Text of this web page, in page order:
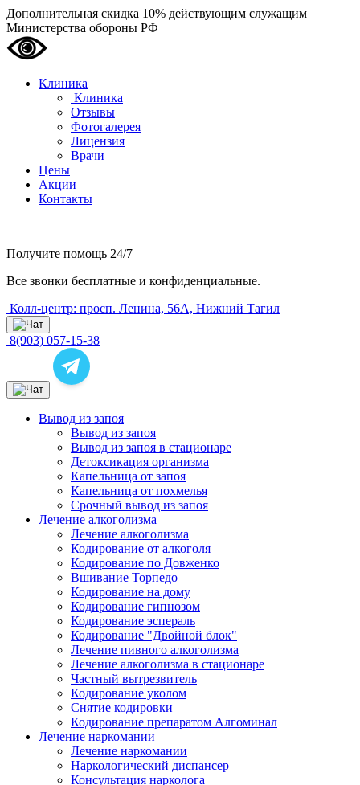
Дополнительная скидка 10% действующим служащим
Министерства обороны РФ
Клиника
Клиника
Отзывы
Фотогалерея
Лицензия
Врачи
Цены
Акции
Контакты
Получите помощь 24/7
Все звонки бесплатные и конфиденциальные.
Колл-центр: просп. Ленина, 56А, Нижний Тагил
8(903) 057-15-38
Вывод из запоя
Вывод из запоя
Вывод из запоя в стационаре
Детоксикация организма
Капельница от запоя
Капельница от похмелья
Срочный вывод из запоя
Лечение алкоголизма
Лечение алкоголизма
Кодирование от алкоголя
Кодирование по Довженко
Вшивание Торпедо
Кодирование на дому
Кодирование гипнозом
Кодирование эспераль
Кодирование "Двойной блок"
Лечение пивного алкоголизма
Лечение алкоголизма в стационаре
Частный вытрезвитель
Кодирование уколом
Снятие кодировки
Кодирование препаратом Алгоминал
Лечение наркомании
Лечение наркомании
Наркологический диспансер
Консультация нарколога